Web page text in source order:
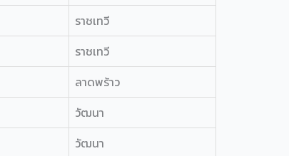
ราชเทวี
ราชเทวี
ลาดพร้าว
วัฒนา
วัฒนา